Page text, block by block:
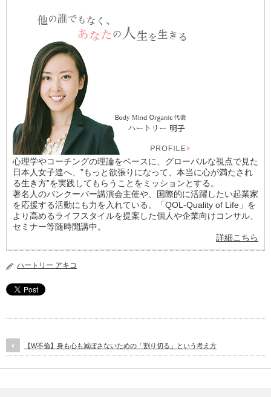
心理学やコーチングの理論をベースに、グローバルな視点で見た
日本人女子達へ、”もっと欲張りになって、本当に心が満たされ
る生き方”を実践してもらうことをミッションとする。
著名人のバンクーバー講演会主催や、国際的に活躍したい起業家
を応援する活動にも力を入れている。「QOL-Quality of Life」を
より高めるライフスタイルを提案した個人や企業向けコンサル、
セミナー等随時開講中。
詳細こちら
ハートリー アキコ
【W不倫】身も心も滅ぼさないための「割り切る」という考え方